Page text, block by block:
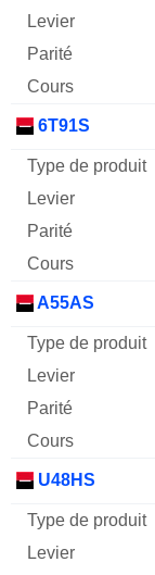
6T91S
A55AS
U48HS